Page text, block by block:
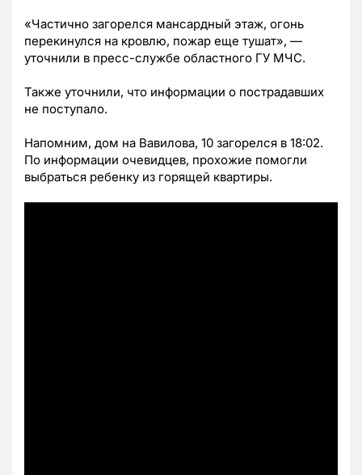
«Частично загорелся мансардный этаж, огонь
перекинулся на кровлю, пожар еще тушат», —
уточнили в пресс-службе областного ГУ МЧС.
Также уточнили, что информации о пострадавших
не поступало.
Напомним, дом на Вавилова, 10 загорелся в 18:02.
По информации очевидцев, прохожие помогли
выбраться ребенку из горящей квартиры.